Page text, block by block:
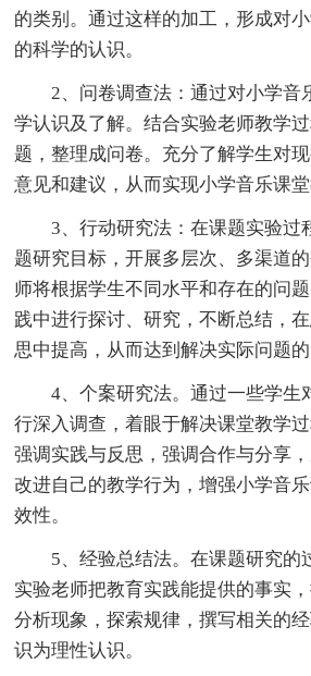
的类别。通过这样的加工，形成对
的科学的认识。
2、问卷调查法：通过对小学音
学认识及了解。结合实验老师教学
题，整理成问卷。充分了解学生对
意见和建议，从而实现小学音乐课堂
3、行动研究法：在课题实验过
题研究目标，开展多层次、多渠道
师将根据学生不同水平和存在的问
践中进行探讨、研究，不断总结，
思中提高，从而达到解决实际问题的
4、个案研究法。通过一些学生
行深入调查，着眼于解决课堂教学
强调实践与反思，强调合作与分享
改进自己的教学行为，增强小学音
效性。
5、经验总结法。在课题研究的
实验老师把教育实践能提供的事实
分析现象，探索规律，撰写相关的
识为理性认识。